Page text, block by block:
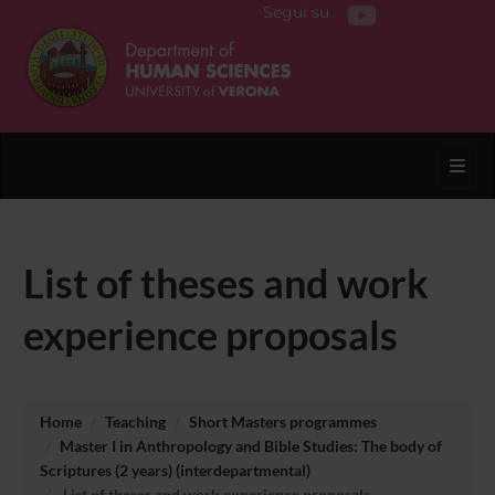
Segui su
List of theses and work
experience proposals
Home Teaching
Short Masters programmes
Master I in Anthropology and Bible Studies: The body of
Scriptures (2 years) (interdepartmental)